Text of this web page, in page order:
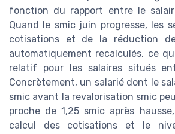
fonction du rapport entre le
Quand le smic juin progresse, les
cotisations et de la réduction
automatiquement recalculés, ce
relatif pour les salaires situés
Concrètement, un salarié dont le
smic avant la revalorisation smic
proche de 1,25 smic après
calcul des cotisations et le